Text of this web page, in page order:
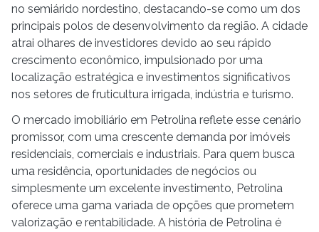
no semiárido nordestino, destacando-se como um dos
principais polos de desenvolvimento da região. A cidade
atrai olhares de investidores devido ao seu rápido
crescimento econômico, impulsionado por uma
localização estratégica e investimentos significativos
nos setores de fruticultura irrigada, indústria e turismo.
O mercado imobiliário em Petrolina reflete esse cenário
promissor, com uma crescente demanda por imóveis
residenciais, comerciais e industriais. Para quem busca
uma residência, oportunidades de negócios ou
simplesmente um excelente investimento, Petrolina
oferece uma gama variada de opções que prometem
valorização e rentabilidade. A história de Petrolina é